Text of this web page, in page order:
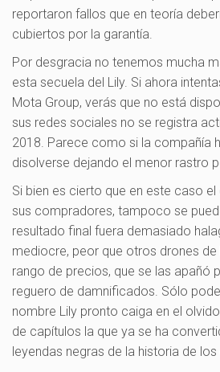
reportaron fallos que en teoría
cubiertos por la garantía.
Por desgracia no tenemos mucha
esta secuela del Lily. Si ahora
Mota Group, verás que no está
sus redes sociales no se registra
2018. Parece como si la compañía
disolverse dejando el menor rastro
Si bien es cierto que en este caso
sus compradores, tampoco se
resultado final fuera demasiado
mediocre, peor que otros drones
rango de precios, que se las apañó
reguero de damnificados. Sólo
nombre Lily pronto caiga en el
de capítulos la que ya se ha
leyendas negras de la historia de